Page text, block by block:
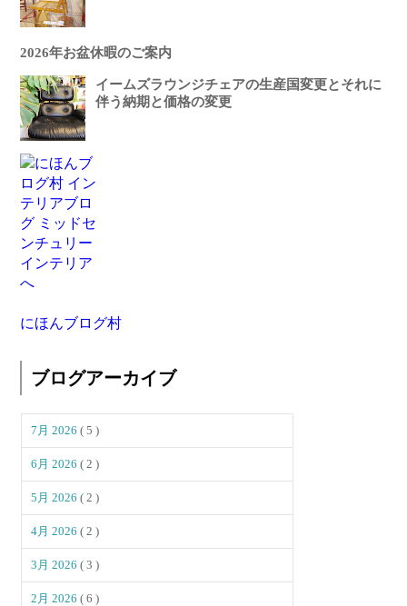
2026年お盆休暇のご案内
イームズラウンジチェアの生産国変更とそれに
伴う納期と価格の変更
にほんブログ村
ブログアーカイブ
7月 2026( 5 )
6月 2026( 2 )
5月 2026( 2 )
4月 2026( 2 )
3月 2026( 3 )
2月 2026( 6 )